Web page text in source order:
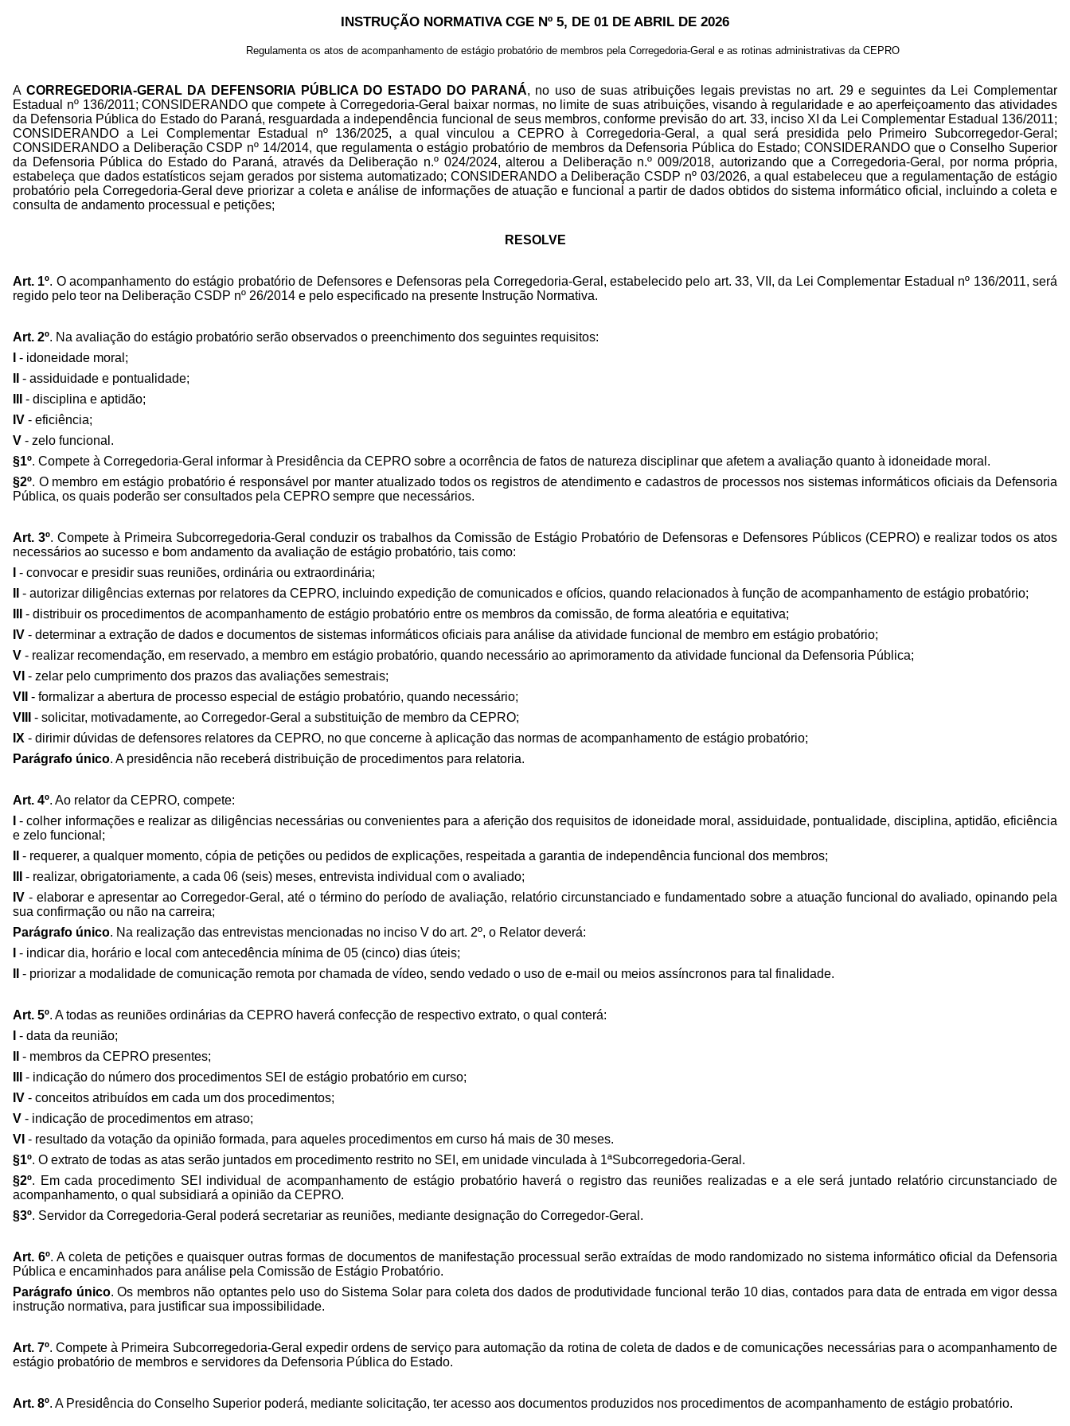
INSTRUÇÃO NORMATIVA CGE Nº 5, DE 01 DE ABRIL DE 2026
Regulamenta os atos de acompanhamento de estágio probatório de membros pela Corregedoria-Geral e as rotinas administrativas da CEPRO
A CORREGEDORIA-GERAL DA DEFENSORIA PÚBLICA DO ESTADO DO PARANÁ, no uso de suas atribuições legais previstas no art. 29 e seguintes da Lei Complementar
Estadual nº 136/2011; CONSIDERANDO que compete à Corregedoria-Geral baixar normas, no limite de suas atribuições, visando à regularidade e ao aperfeiçoamento das atividades
da Defensoria Pública do Estado do Paraná, resguardada a independência funcional de seus membros, conforme previsão do art. 33, inciso XI da Lei Complementar Estadual 136/2011;
CONSIDERANDO a Lei Complementar Estadual nº 136/2025, a qual vinculou a CEPRO à Corregedoria-Geral, a qual será presidida pelo Primeiro Subcorregedor-Geral;
CONSIDERANDO a Deliberação CSDP nº 14/2014, que regulamenta o estágio probatório de membros da Defensoria Pública do Estado; CONSIDERANDO que o Conselho Superior
da Defensoria Pública do Estado do Paraná, através da Deliberação n.º 024/2024, alterou a Deliberação n.º 009/2018, autorizando que a Corregedoria-Geral, por norma própria,
estabeleça que dados estatísticos sejam gerados por sistema automatizado; CONSIDERANDO a Deliberação CSDP nº 03/2026, a qual estabeleceu que a regulamentação de estágio
probatório pela Corregedoria-Geral deve priorizar a coleta e análise de informações de atuação e funcional a partir de dados obtidos do sistema informático oficial, incluindo a coleta e
consulta de andamento processual e petições;
RESOLVE
Art. 1º. O acompanhamento do estágio probatório de Defensores e Defensoras pela Corregedoria-Geral, estabelecido pelo art. 33, VII, da Lei Complementar Estadual nº 136/2011, será
regido pelo teor na Deliberação CSDP nº 26/2014 e pelo especificado na presente Instrução Normativa.
Art. 2º. Na avaliação do estágio probatório serão observados o preenchimento dos seguintes requisitos:
- idoneidade moral;
- assiduidade e pontualidade;
- disciplina e aptidão;
IV - eficiência;
V - zelo funcional.
§1º. Compete à Corregedoria-Geral informar à Presidência da CEPRO sobre a ocorrência de fatos de natureza disciplinar que afetem a avaliação quanto à idoneidade moral.
§2º. O membro em estágio probatório é responsável por manter atualizado todos os registros de atendimento e cadastros de processos nos sistemas informáticos oficiais da Defensoria
Pública, os quais poderão ser consultados pela CEPRO sempre que necessários.
Art. 3º. Compete à Primeira Subcorregedoria-Geral conduzir os trabalhos da Comissão de Estágio Probatório de Defensoras e Defensores Públicos (CEPRO) e realizar todos os atos
necessários ao sucesso e bom andamento da avaliação de estágio probatório, tais como:
- convocar e presidir suas reuniões, ordinária ou extraordinária;
- autorizar diligências externas por relatores da CEPRO, incluindo expedição de comunicados e ofícios, quando relacionados à função de acompanhamento de estágio probatório;
- distribuir os procedimentos de acompanhamento de estágio probatório entre os membros da comissão, de forma aleatória e equitativa;
IV - determinar a extração de dados e documentos de sistemas informáticos oficiais para análise da atividade funcional de membro em estágio probatório;
V - realizar recomendação, em reservado, a membro em estágio probatório, quando necessário ao aprimoramento da atividade funcional da Defensoria Pública;
VI - zelar pelo cumprimento dos prazos das avaliações semestrais;
VII
- formalizar a abertura de processo especial de estágio probatório, quando necessário;
VIII
- solicitar, motivadamente, ao Corregedor-Geral a substituição de membro da CEPRO;
IX - dirimir dúvidas de defensores relatores da CEPRO, no que concerne à aplicação das normas de acompanhamento de estágio probatório;
Parágrafo único. A presidência não receberá distribuição de procedimentos para relatoria.
Art. 4º. Ao relator da CEPRO, compete:
- colher informações e realizar as diligências necessárias ou convenientes para a aferição dos requisitos de idoneidade moral, assiduidade, pontualidade, disciplina, aptidão, eficiência
e zelo funcional;
- requerer, a qualquer momento, cópia de petições ou pedidos de explicações, respeitada a garantia de independência funcional dos membros;
- realizar, obrigatoriamente, a cada 06 (seis) meses, entrevista individual com o avaliado;
IV - elaborar e apresentar ao Corregedor-Geral, até o término do período de avaliação, relatório circunstanciado e fundamentado sobre a atuação funcional do avaliado, opinando pela
sua confirmação ou não na carreira;
Parágrafo único. Na realização das entrevistas mencionadas no inciso V do art. 2º, o Relator deverá:
- indicar dia, horário e local com antecedência mínima de 05 (cinco) dias úteis;
- priorizar a modalidade de comunicação remota por chamada de vídeo, sendo vedado o uso de e-mail ou meios assíncronos para tal finalidade.
Art. 5º. A todas as reuniões ordinárias da CEPRO haverá confecção de respectivo extrato, o qual conterá:
- data da reunião;
- membros da CEPRO presentes;
- indicação do número dos procedimentos SEI de estágio probatório em curso;
IV - conceitos atribuídos em cada um dos procedimentos;
V - indicação de procedimentos em atraso;
VI - resultado da votação da opinião formada, para aqueles procedimentos em curso há mais de 30 meses.
§1º. O extrato de todas as atas serão juntados em procedimento restrito no SEI, em unidade vinculada à 1ªSubcorregedoria-Geral.
§2º. Em cada procedimento SEI individual de acompanhamento de estágio probatório haverá o registro das reuniões realizadas e a ele será juntado relatório circunstanciado de
acompanhamento, o qual subsidiará a opinião da CEPRO.
§3º. Servidor da Corregedoria-Geral poderá secretariar as reuniões, mediante designação do Corregedor-Geral.
Art. 6º. A coleta de petições e quaisquer outras formas de documentos de manifestação processual serão extraídas de modo randomizado no sistema informático oficial da Defensoria
Pública e encaminhados para análise pela Comissão de Estágio Probatório.
Parágrafo único. Os membros não optantes pelo uso do Sistema Solar para coleta dos dados de produtividade funcional terão 10 dias, contados para data de entrada em vigor dessa
instrução normativa, para justificar sua impossibilidade.
Art. 7º. Compete à Primeira Subcorregedoria-Geral expedir ordens de serviço para automação da rotina de coleta de dados e de comunicações necessárias para o acompanhamento de
estágio probatório de membros e servidores da Defensoria Pública do Estado.
Art. 8º. A Presidência do Conselho Superior poderá, mediante solicitação, ter acesso aos documentos produzidos nos procedimentos de acompanhamento de estágio probatório.